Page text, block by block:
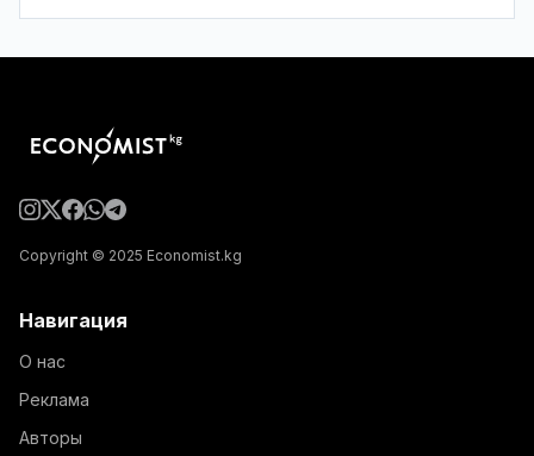
Copyright © 2025 Economist.kg
Навигация
О нас
Реклама
Авторы